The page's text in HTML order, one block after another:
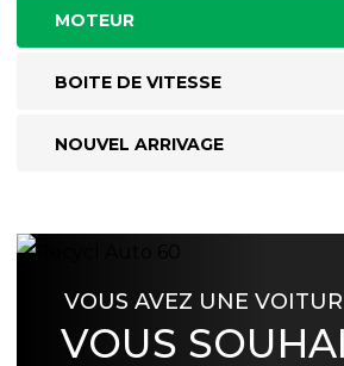
MOTEUR
BOITE DE VITESSE
NOUVEL ARRIVAGE
VOUS AVEZ UNE
VOUS